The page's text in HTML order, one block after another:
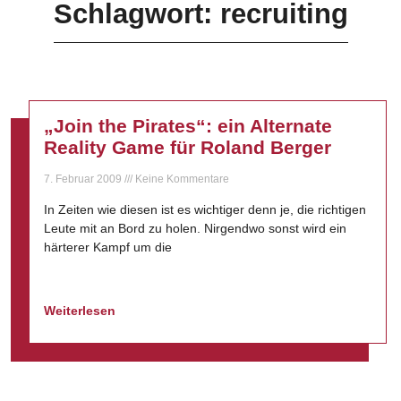
Schlagwort: recruiting
„Join the Pirates“: ein Alternate
Reality Game für Roland Berger
7. Februar 2009 Keine Kommentare
In Zeiten wie diesen ist es wichtiger denn je, die richtigen
Leute mit an Bord zu holen. Nirgendwo sonst wird ein
härterer Kampf um die
Weiterlesen